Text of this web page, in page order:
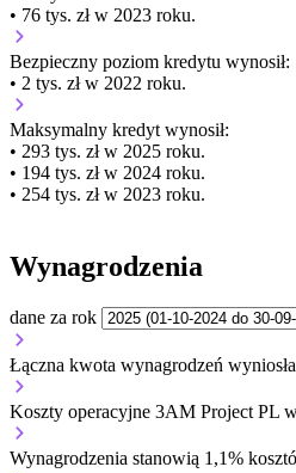
• 76 tys. zł w 2023 roku.
Bezpieczny poziom kredytu wynosił:
• 2 tys. zł w 2022 roku.
Maksymalny kredyt wynosił:
• 293 tys. zł w 2025 roku.
• 194 tys. zł w 2024 roku.
• 254 tys. zł w 2023 roku.
Wynagrodzenia
dane za rok
Łączna kwota wynagrodzeń
Koszty operacyjne 3AM Project PL
Wynagrodzenia stanowią 1,1%